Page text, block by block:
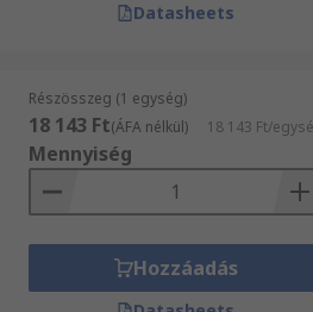
Datasheets
Részösszeg (1 egység)
18 143 Ft(ÁFA nélkül) 18 143 Ft/
Mennyiség
Hozzáadás